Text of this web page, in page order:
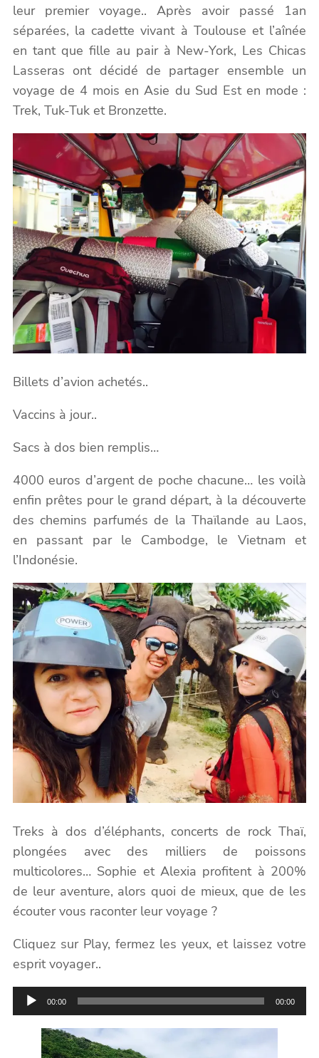
leur premier voyage.. Après avoir passé 1an
séparées, la cadette vivant à Toulouse et l’aînée
en tant que fille au pair à New-York, Les Chicas
Lasseras ont décidé de partager ensemble un
voyage de 4 mois en Asie du Sud Est en mode :
Trek, Tuk-Tuk et Bronzette.
Billets d’avion achetés..
Vaccins à jour..
Sacs à dos bien remplis…
4000 euros d’argent de poche chacune… les voilà
enfin prêtes pour le grand départ, à la découverte
des chemins parfumés de la Thaïlande au Laos,
en passant par le Cambodge, le Vietnam et
l’Indonésie.
Treks à dos d’éléphants, concerts de rock Thaï,
plongées avec des milliers de poissons
multicolores… Sophie et Alexia profitent à 200%
de leur aventure, alors quoi de mieux, que de les
écouter vous raconter leur voyage ?
Cliquez sur Play, fermez les yeux, et laissez votre
esprit voyager..
Lecteur
audio
00:00 00:00